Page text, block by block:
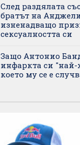
След раздялата
братът на
изненадващо
сексуалността си
Защо Антонио
инфаркта си "най-
което му се е